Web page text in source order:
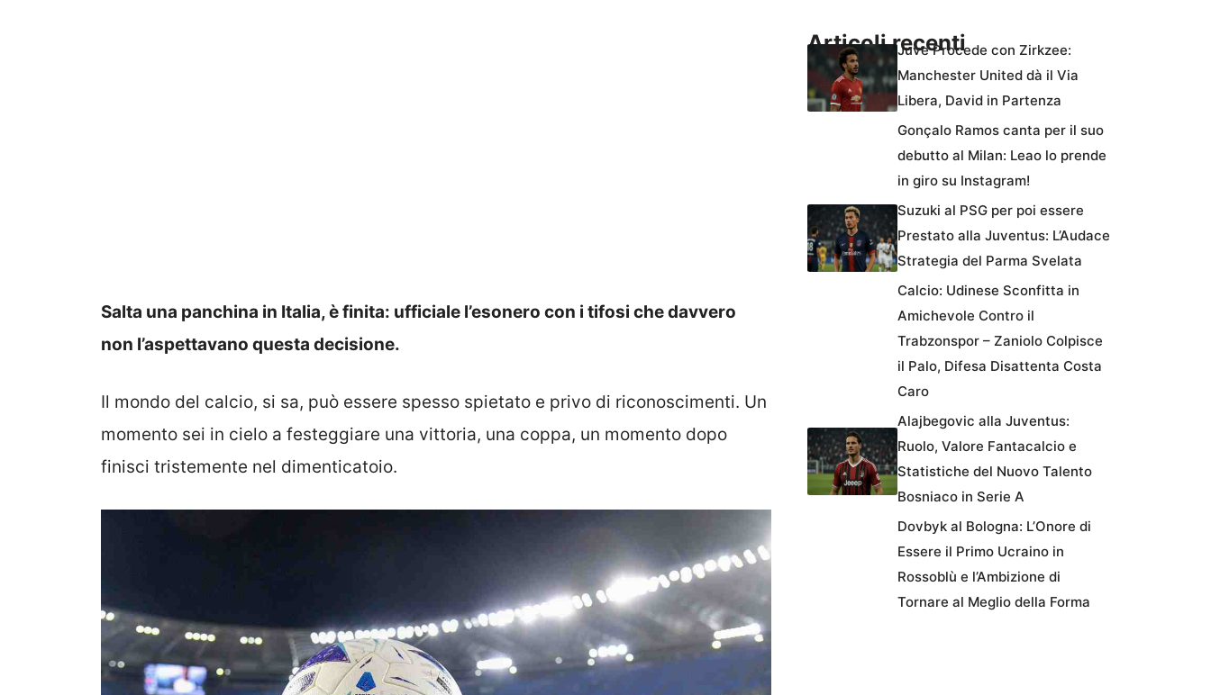
Salta una panchina in Italia, è finita: ufficiale l’esonero con i tifosi che davvero
non l’aspettavano questa decisione.
Il mondo del calcio, si sa, può essere spesso spietato e privo di riconoscimenti. Un
momento sei in cielo a festeggiare una vittoria, una coppa, un momento dopo
finisci tristemente nel dimenticatoio.
Articoli recentiJuve Procede con Zirkzee:
Manchester United dà il Via
Libera, David in Partenza
Gonçalo Ramos canta per il suo
debutto al Milan: Leao lo prende
in giro su Instagram!
Suzuki al PSG per poi essere
Prestato alla Juventus: L’Audace
Strategia del Parma Svelata
Calcio: Udinese Sconfitta in
Amichevole Contro il
Trabzonspor – Zaniolo Colpisce
il Palo, Difesa Disattenta Costa
Caro
Alajbegovic alla Juventus:
Ruolo, Valore Fantacalcio e
Statistiche del Nuovo Talento
Bosniaco in Serie A
Dovbyk al Bologna: L’Onore di
Essere il Primo Ucraino in
Rossoblù e l’Ambizione di
Tornare al Meglio della Forma